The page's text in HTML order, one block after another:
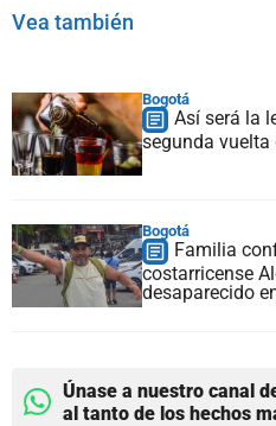
Vea también
Bogotá
Así será la
segunda vuelta
Bogotá
Familia
costarricense
desaparecido
Únase a nuestro canal
al tanto de los hechos